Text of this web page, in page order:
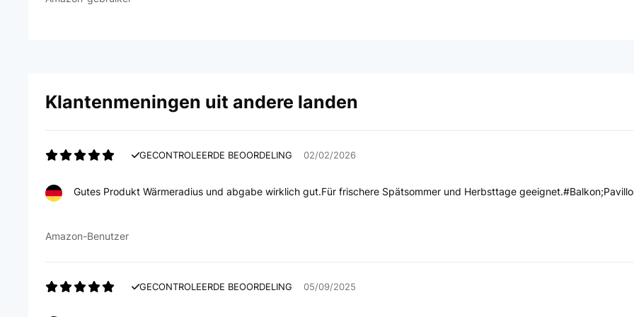
Klantenmeningen uit andere landen
GECONTROLEERDE BEOORDELING 02/02/2026
Gutes Produkt Wärmeradius und abgabe wirklich gut.Für frischere Spätsommer und Herbsttage
Amazon-Benutzer
GECONTROLEERDE BEOORDELING 05/09/2025